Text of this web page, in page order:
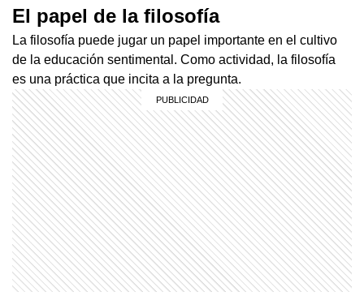
El papel de la filosofía
La filosofía puede jugar un papel importante en el cultivo
de la educación sentimental. Como actividad, la filosofía
es una práctica que incita a la pregunta.